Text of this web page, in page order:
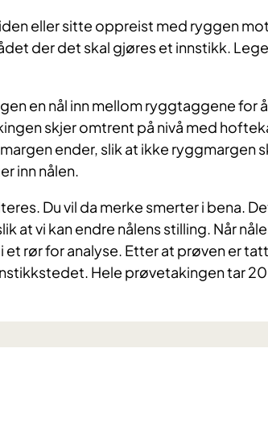
eller sitte oppreist med ryggen
der det skal gjøres et innstikk.
en nål inn mellom ryggtaggene for
skjer omtrent på nivå med
ender, slik at ikke ryggmargen
inn nålen.
Du vil da merke smerter i bena.
at vi kan endre nålens stilling. Når
rør for analyse. Etter at prøven er
Hele prøvetakingen tar